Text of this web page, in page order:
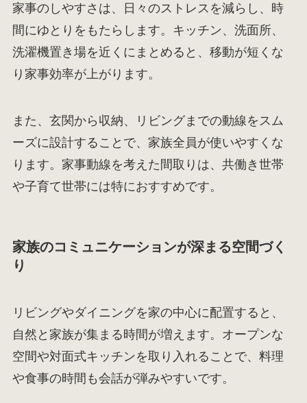
家事のしやすさは、日々のストレスを減らし、時
間にゆとりをもたらします。キッチン、洗面所、
洗濯機置き場を近くにまとめると、移動が短くな
り家事効率が上がります。
また、玄関から収納、リビングまでの動線をスム
ーズに設計することで、家族全員が使いやすくな
ります。家事動線を考えた間取りは、共働き世帯
や子育て世帯には特におすすめです。
家族のコミュニケーションが深まる空間づく
り
リビングやダイニングを家の中心に配置すると、
自然と家族が集まる時間が増えます。オープンな
空間や対面式キッチンを取り入れることで、料理
や食事の時間も会話が弾みやすいです。